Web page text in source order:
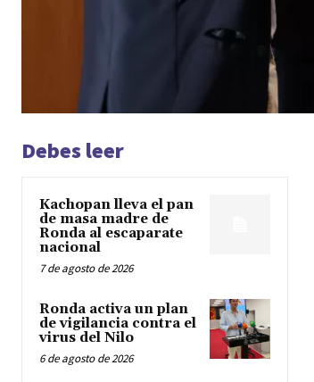
Debes leer
Kachopan lleva el pan
de masa madre de
Ronda al escaparate
nacional
7 de agosto de 2026
Ronda activa un plan
de vigilancia contra el
virus del Nilo
6 de agosto de 2026